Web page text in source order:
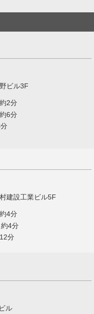
ビル3F
2分
6分
建設工業ビル5F
4分
4分
分
ル